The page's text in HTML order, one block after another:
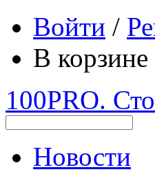
Войти /
В корзине
100PRO.
Новости